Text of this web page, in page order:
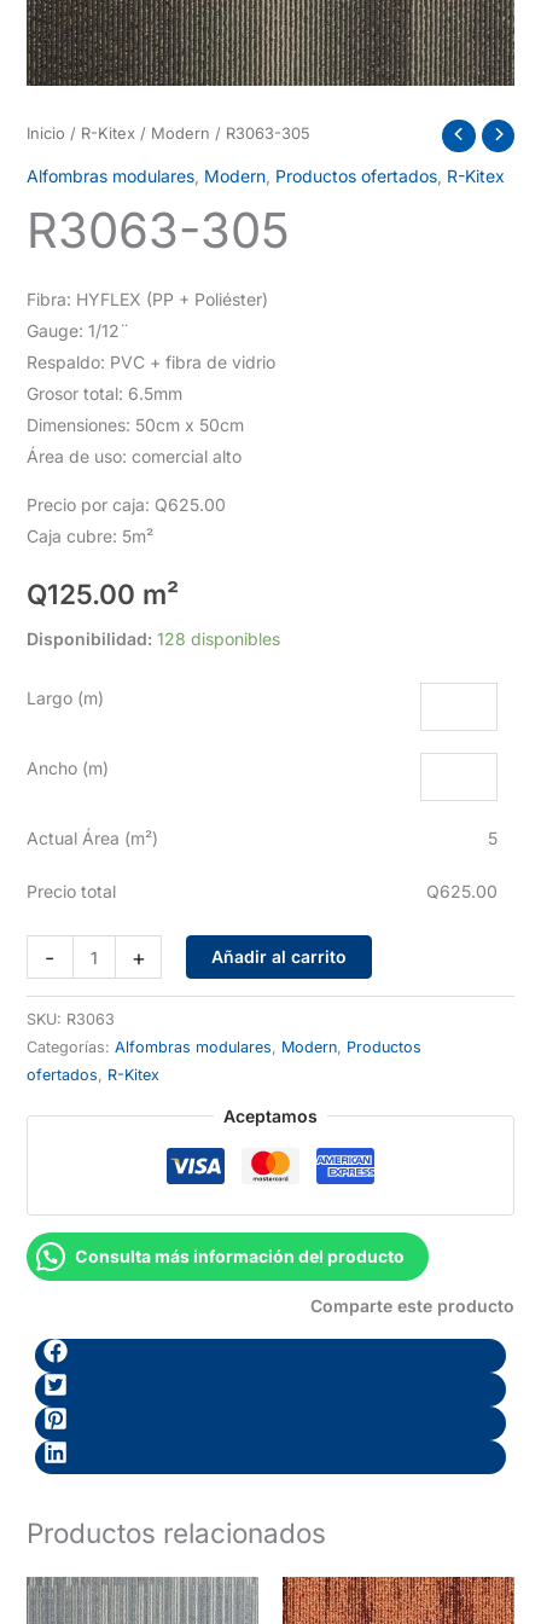
Inicio / R-Kitex / Modern / R3063-305
Alfombras modulares, Modern, Productos ofertados, R-Kitex
R3063-305
Fibra: HYFLEX (PP + Poliéster)
Gauge: 1/12¨
Respaldo: PVC + fibra de vidrio
Grosor total: 6.5mm
Dimensiones: 50cm x 50cm
Área de uso: comercial alto
Precio por caja: Q625.00
Caja cubre: 5m²
Q125.00 m²
Disponibilidad: 128 disponibles
Largo (m)
Ancho (m)
Actual Área (m²) 5
Precio total Q625.00
-
305
cantidad
+ Añadir al carrito
SKU: R3063
Categorías: Alfombras modulares Modern, Productos
ofertados
R-Kitex
Aceptamos
Consulta más información del producto
Comparte este producto
Productos relacionados